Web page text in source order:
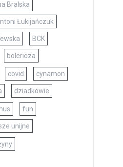
Bralska
Łukijańczuk
BCK
bolerioza
covid cynamon
dziadkowie
fun
unijne